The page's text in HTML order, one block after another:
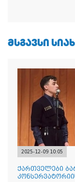
ᲛᲡᲒᲐᲕᲡᲘ
2025-12-09 10:05
ქართველები